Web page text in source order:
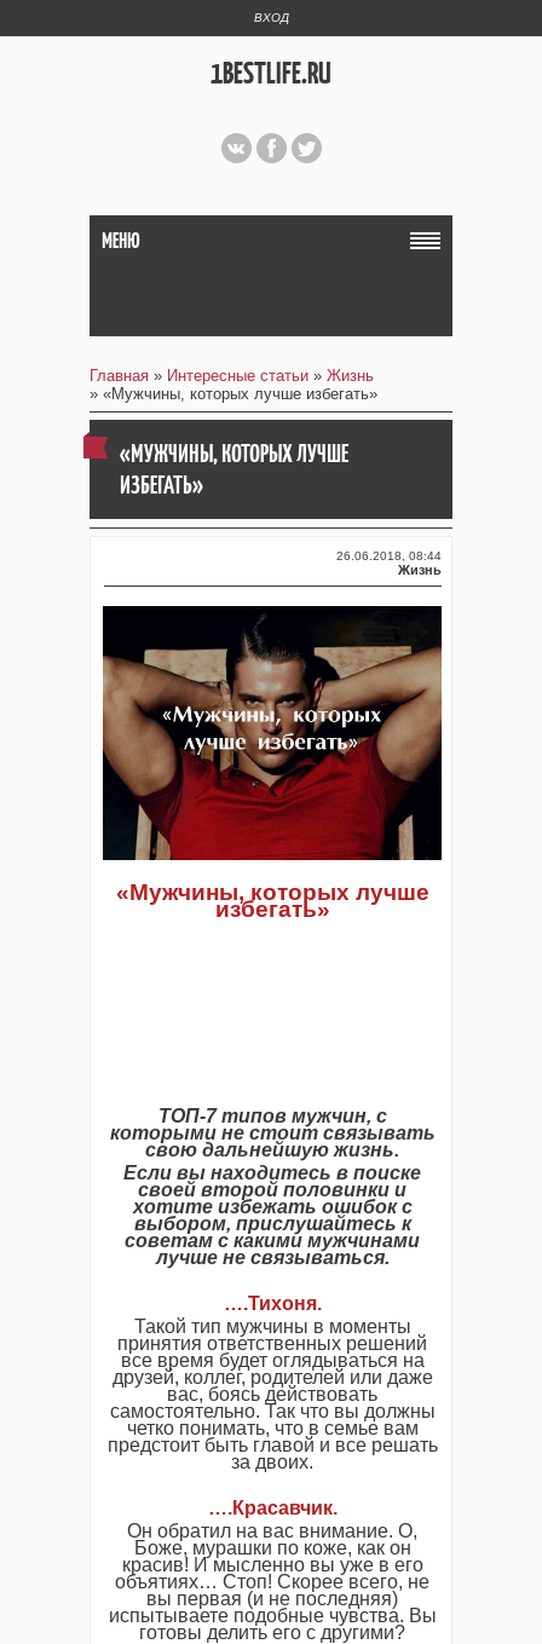
ВХОД
1BESTLIFE.RU
МЕНЮ
Главная » Интересные статьи » Жизнь
» «Мужчины, которых лучше избегать»
«МУЖЧИНЫ, КОТОРЫХ ЛУЧШЕ
ИЗБЕГАТЬ»
26.06.2018, 08:44
Жизнь
«Мужчины, которых лучше
избегать»
ТОП-7 типов мужчин, с
которыми не стоит связывать
свою дальнейшую жизнь.
Если вы находитесь в поиске
своей второй половинки и
хотите избежать ошибок с
выбором, прислушайтесь к
советам с какими мужчинами
лучше не связываться.
….Тихоня.
Такой тип мужчины в моменты
принятия ответственных решений
все время будет оглядываться на
друзей, коллег, родителей или даже
вас, боясь действовать
самостоятельно. Так что вы должны
четко понимать, что в семье вам
предстоит быть главой и все решать
за двоих.
….Красавчик.
Он обратил на вас внимание. О,
Боже, мурашки по коже, как он
красив! И мысленно вы уже в его
объятиях… Стоп! Скорее всего, не
вы первая (и не последняя)
испытываете подобные чувства. Вы
готовы делить его с другими?